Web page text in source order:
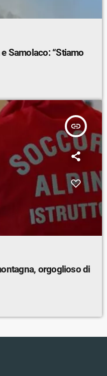
Samolaco: “Stiamo
insert_link
orgoglioso di